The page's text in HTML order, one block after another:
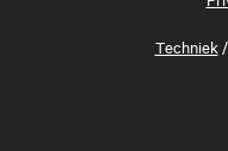
Techniek/